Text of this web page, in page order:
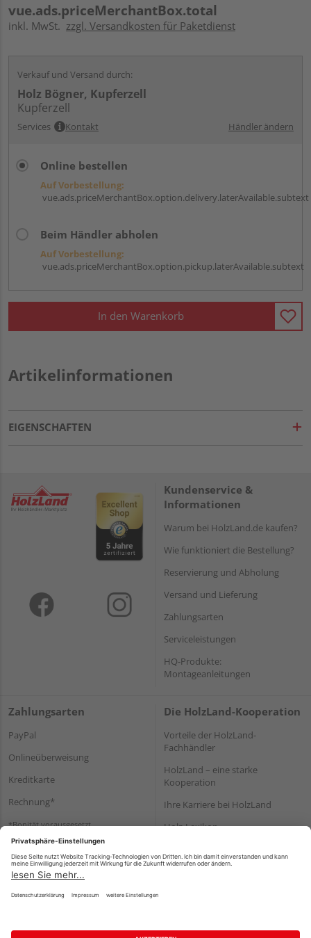
vue.ads.priceMerchantBox.total
inkl. MwSt. zzgl. Versandkosten für Paketdienst
Verkauf und Versand durch:
Holz Bögner, Kupferzell
Kupferzell
Services Kontakt Händler ändern
Online bestellen
Auf Vorbestellung:
vue.ads.priceMerchantBox.option.delivery.laterAvailable.subtext
Beim Händler abholen
Auf Vorbestellung:
vue.ads.priceMerchantBox.option.pickup.laterAvailable.subtext
In den Warenkorb
Artikelinformationen
EIGENSCHAFTEN
Kundenservice &
Informationen
Warum bei HolzLand.de kaufen?
Wie funktioniert die Bestellung?
Reservierung und Abholung
Versand und Lieferung
Zahlungsarten
Serviceleistungen
HQ-Produkte:
Montageanleitungen
Zahlungsarten
PayPal
Onlineüberweisung
Kreditkarte
Rechnung*
*Bonität vorausgesetzt
Die HolzLand-Kooperation
Vorteile der HolzLand-
Fachhändler
HolzLand – eine starke
Kooperation
Ihre Karriere bei HolzLand
Holz-Lexikon
Impressum Datenschutz Nutzungsbedingungen